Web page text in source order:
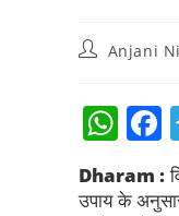
Anjani
W
h
at
F
c
Dharam :
उपाय के